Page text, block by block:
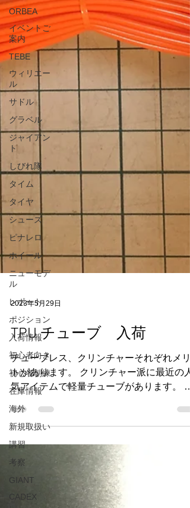
ORBEA
イベントご
案内
TEBE
ウィリエー
ル
サドル
グラベル
ジャイアン
ト
しびれ隊
タイム
タイヤ
シューズ
ピナレロ
ホイール
ニューモデ
ル
レポート
ポジション
入荷情報
初心者向き
初心者朝練
在庫情報
海外
新規取扱い
講習
考察
GIANT
CADEX
2023年5月29日
TPU チューブ 入荷
チューブレス、クリンチャーそれぞれメリ
トがあります。 クリンチャー派に最近の人
気アイテムで軽量チューブがあります。 通
常６０g位からですが３０g台がほとんどで
す。 １ EXAR グロータックがリリースし
いるMageneのチューブ 重さ３６g タイヤ
イズ ２３−２８C...